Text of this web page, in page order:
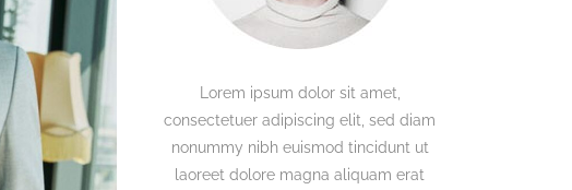
Lorem ipsum dolor sit amet,
consectetuer adipiscing elit, sed diam
nonummy nibh euismod tincidunt ut
laoreet dolore magna aliquam erat